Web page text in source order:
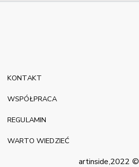
artinside,2022 ©
KONTAKT
WSPÓŁPRACA
REGULAMIN
WARTO WIEDZIEĆ